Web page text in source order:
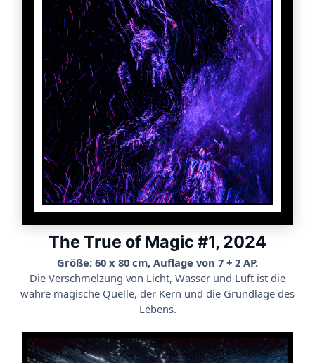
The True of Magic #1, 2024
Größe: 60 x 80 cm, Auflage von 7 + 2 AP.
Die Verschmelzung von Licht, Wasser und Luft ist die
wahre magische Quelle, der Kern und die Grundlage des
Lebens.